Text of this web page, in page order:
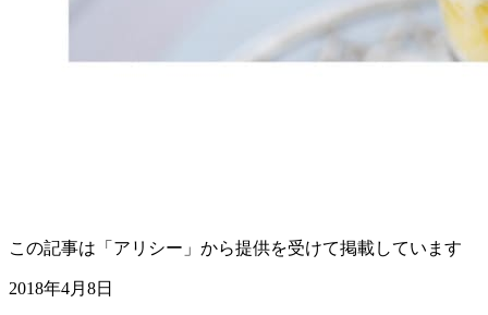
この記事は「アリシー」から提供を受けて掲載しています
2018年4月8日